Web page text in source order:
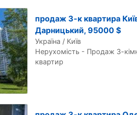
продаж 3-к квартира
Дарницький, 95000 $
Україна / Київ
Нерухомість - Продаж 3-
квартир